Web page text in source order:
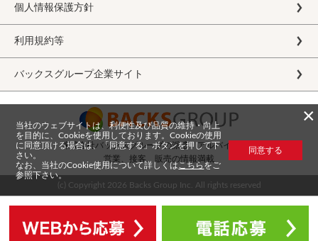
個人情報保護方針
利用規約等
バックスグループ企業サイト
株式会社バックスグループの派遣・アルバイト求人
営業、接客、販売の情報満載
(c) Copyright 2026 Backs Group Inc. All rights reserved
×
当社のウェブサイトは、利便性及び品質の維持・向上
を目的に、Cookieを使用しております。Cookieの使用
に同意頂ける場合は、「同意する」ボタンを押して下
さい。
なお、当社のCookie使用について詳しくは こちらをご
参照下さい。
同意する